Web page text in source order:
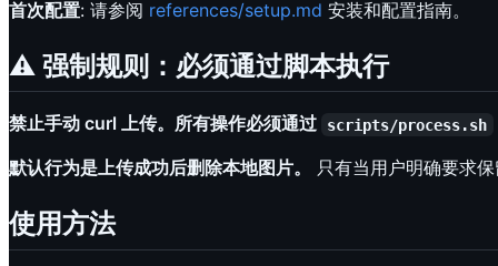
首次配置: 请参阅 references/setup.md 安装和配置指南。
⚠️ 强制规则：必须通过脚本执行
禁止手动 curl 上传。所有操作必须通过 scripts/process.sh
默认行为是上传成功后删除本地图片。
只有当用户明确要求
使用方法